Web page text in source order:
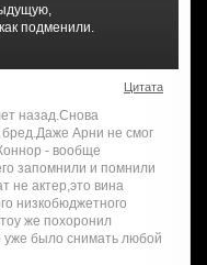
подменили.
Цитата
назад.Снова
Арни не смог
- вообще
запомнили и помнили
не актер,это вина
низкобюджетного
же похоронил
было снимать любой